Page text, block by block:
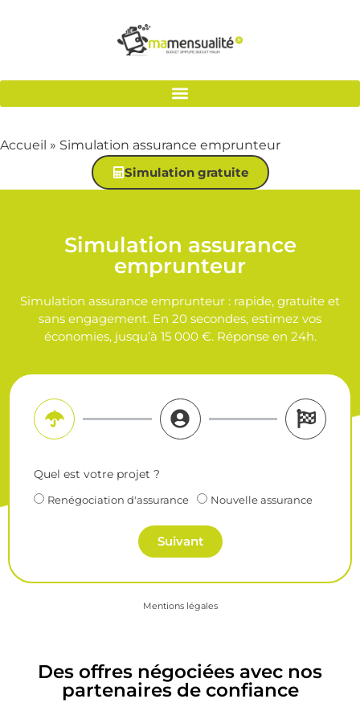
Accueil » Simulation assurance emprunteur
Simulation gratuite
Simulation assurance
emprunteur
Simulation assurance emprunteur : rapide, gratuite et
sans engagement. En 20 secondes, estimez vos
économies, jusqu’à 15 000 €. Réponse en 24h.
Quel est votre projet ?
Renégociation d'assurance Nouvelle assurance
Suivant
Mentions légales
Des offres négociées avec nos
partenaires de confiance